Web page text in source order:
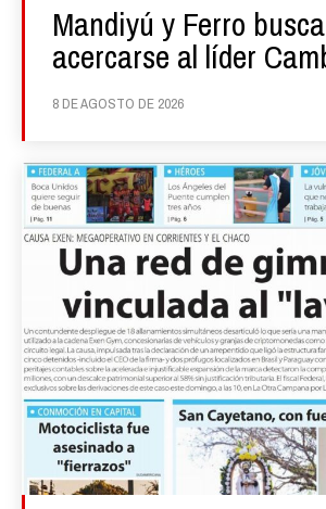
Mandiyú y Ferro
acercarse al líder
8 DE AGOSTO DE 2026